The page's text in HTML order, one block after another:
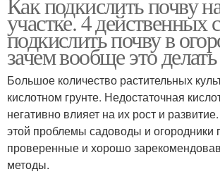
участке. 4 действенных
подкислить почву в
зачем вообще это делать
Большое количество растительных
кислотном грунте. Недостаточная
негативно влияет на их рост и
этой проблемы садоводы и огородники
проверенные и хорошо
методы.